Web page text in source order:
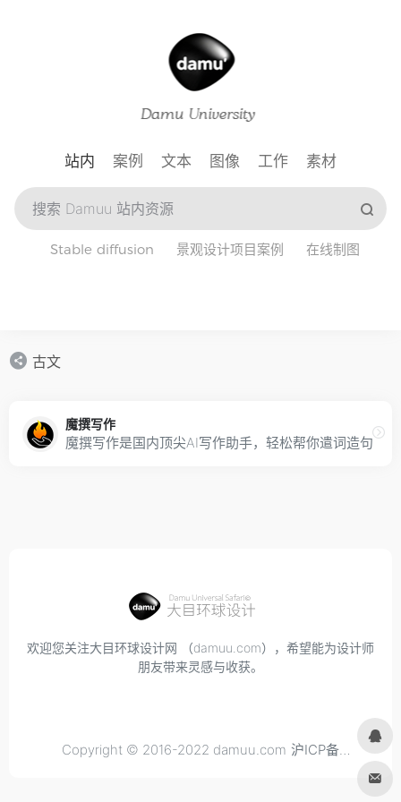
站内 案例 文本 图像 工作 素材
Stable diffusion 景观设计项目案例 在线制图
古文
魔撰写作
魔撰写作是国内顶尖AI写作助手，轻松帮你遣词造句，
欢迎您关注大目环球设计网 （damuu.com），希望能为设计师
朋友带来灵感与收获。
Copyright © 2016-2022 damuu.com 沪ICP备